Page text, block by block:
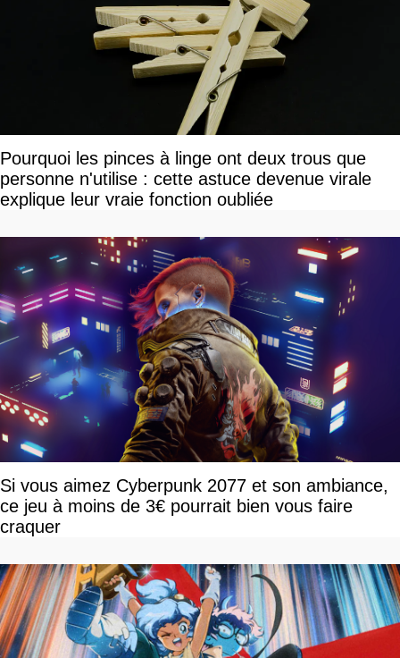
Pourquoi les pinces à linge ont deux trous que
personne n'utilise : cette astuce devenue virale
explique leur vraie fonction oubliée
Si vous aimez Cyberpunk 2077 et son ambiance,
ce jeu à moins de 3€ pourrait bien vous faire
craquer